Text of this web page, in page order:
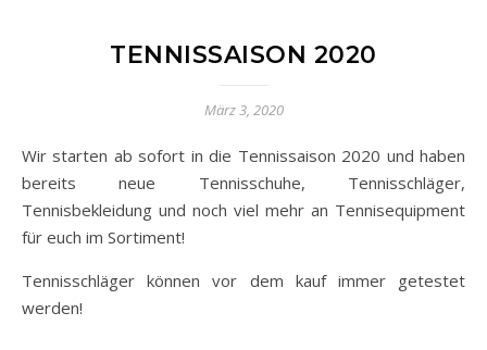
TENNISSAISON 2020
März 3, 2020
Wir starten ab sofort in die Tennissaison 2020 und haben
bereits neue Tennisschuhe, Tennisschläger,
Tennisbekleidung und noch viel mehr an Tennisequipment
für euch im Sortiment!
Tennisschläger können vor dem kauf immer getestet
werden!